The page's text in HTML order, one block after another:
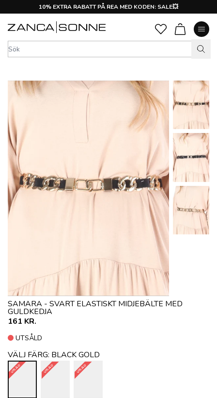
10% EXTRA RABATT PÅ REA MED KODEN: SALE💥
SAMARA - SVART ELASTISKT MIDJEBÄLTE MED
GULDKEDJA
UTSÅLD
161 KR.
VÄLJ FÄRG: BLACK GOLD
UTSÅLD UTSÅLD UTSÅLD